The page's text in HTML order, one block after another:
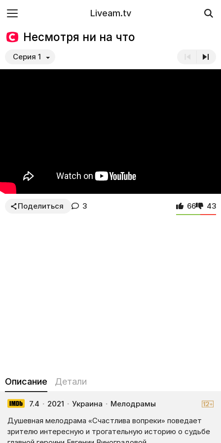
Liveam.tv
Несмотря ни на что
Серия 1
Поделиться 3 66 43
Описание Детали
7.4 · 2021 · Украина · Мелодрамы
Душевная мелодрама «Счастлива вопреки» поведает
зрителю интересную и трогательную историю о судьбе